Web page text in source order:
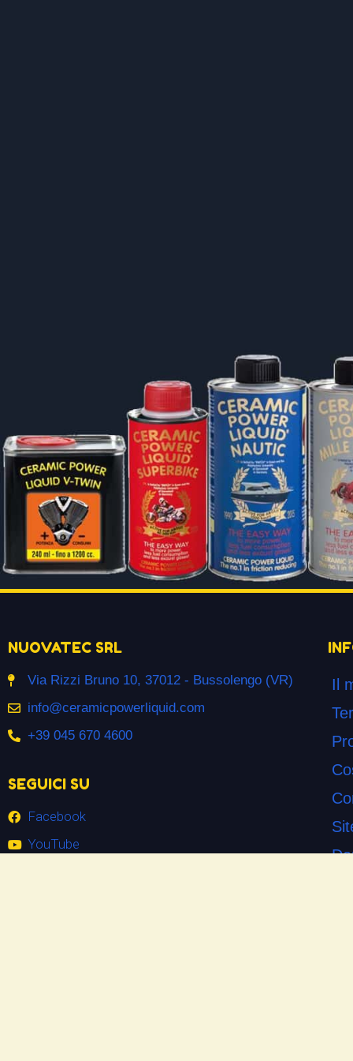
NUOVATEC SRL
Via Rizzi Bruno 10, 37012 - Bussolengo (VR)
info@ceramicpowerliquid.com
+39 045 670 4600
SEGUICI SU
Facebook
YouTube
Il